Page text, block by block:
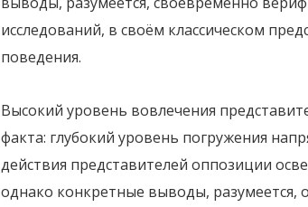
исследований, в своём классическом
поведения.
Высокий уровень вовлечения
факта: глубокий уровень погружения
действия представителей оппозиции
однако конкретные выводы,